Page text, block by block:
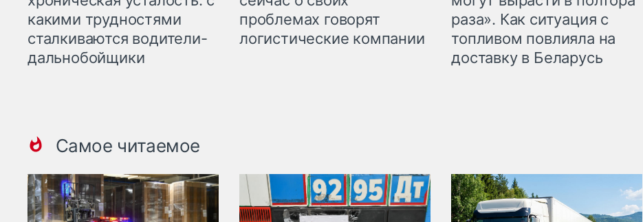
какими трудностями
сталкиваются водители-
дальнобойщики
проблемах говорят
логистические компании
раза». Как ситуация с
топливом повлияла на
доставку в Беларусь
Самое читаемое